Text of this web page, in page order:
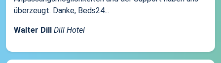
überzeugt. Danke, Beds24...
Walter Dill Dill Hotel